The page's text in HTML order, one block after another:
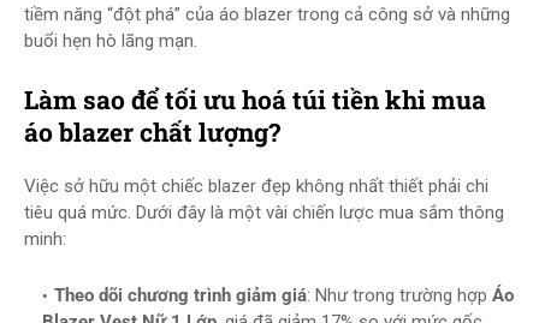
tiềm năng “đột phá” của áo blazer trong cả công sở và những
buổi hẹn hò lãng mạn.
Làm sao để tối ưu hoá túi tiền khi mua
áo blazer chất lượng?
Việc sở hữu một chiếc blazer đẹp không nhất thiết phải chi
tiêu quá mức. Dưới đây là một vài chiến lược mua sắm thông
minh:
Theo dõi chương trình giảm giá: Như trong trường hợp Áo